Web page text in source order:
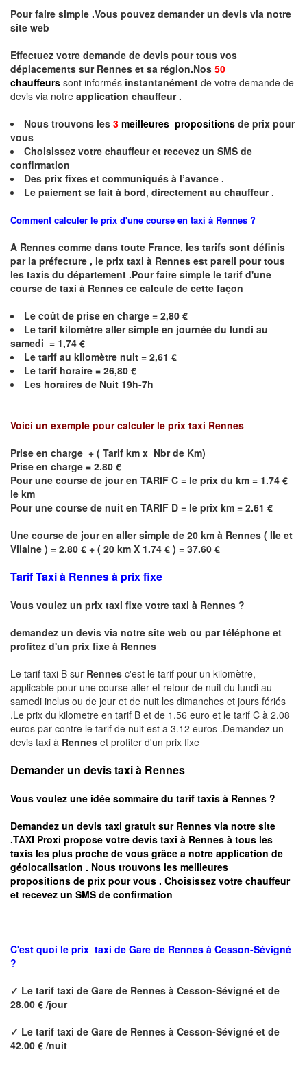
Pour faire simple .Vous pouvez demander un devis via notre
site web
Effectuez votre demande de devis pour tous vos
déplacements sur Rennes et sa région.Nos 50
chauffeurs sont informés instantanément de votre demande de
devis via notre application chauffeur .
Nous trouvons les 3 meilleures propositions de prix pour
vous
Choisissez votre chauffeur et recevez un SMS de
confirmation
Des prix fixes et communiqués à l’avance .
Le paiement se fait à bord, directement au chauffeur .
Comment calculer le prix d'une course en taxi à Rennes ?
A Rennes comme dans toute France, les tarifs sont définis
par la préfecture , le prix taxi à Rennes est pareil pour tous
les taxis du département .Pour faire simple le tarif d'une
course de taxi à Rennes ce calcule de cette façon
Le coût de prise en charge = 2,80 €
Le tarif kilomètre aller simple en journée du lundi au
samedi = 1,74 €
Le tarif au kilomètre nuit = 2,61 €
Le tarif horaire = 26,80 €
Les horaires de Nuit 19h-7h
Voici un exemple pour calculer le prix taxi Rennes
Prise en charge + ( Tarif km x Nbr de Km)
Prise en charge = 2.80 €
Pour une course de jour en TARIF C = le prix du km = 1.74 €
le km
Pour une course de nuit en TARIF D = le prix km = 2.61 €
Une course de jour en aller simple de 20 km à Rennes ( Ile et
Vilaine ) = 2.80 € + ( 20 km X 1.74 € ) = 37.60 €
Tarif Taxi à Rennes à prix fixe
Vous voulez un prix taxi fixe votre taxi à Rennes ?
demandez un devis via notre site web ou par téléphone et
profitez d'un prix fixe à Rennes
Le tarif taxi B sur Rennes c'est le tarif pour un kilomètre,
applicable pour une course aller et retour de nuit du lundi au
samedi inclus ou de jour et de nuit les dimanches et jours fériés
.Le prix du kilometre en tarif B et de 1.56 euro et le tarif C à 2.08
euros par contre le tarif de nuit est a 3.12 euros .Demandez un
devis taxi à Rennes et profiter d'un prix fixe
Demander un devis taxi à Rennes
Vous voulez une idée sommaire du tarif taxis à Rennes ?
Demandez un devis taxi gratuit sur Rennes via notre site
.TAXI Proxi propose votre devis taxi à Rennes à tous les
taxis les plus proche de vous grâce a notre application de
géolocalisation . Nous trouvons les meilleures
propositions de prix pour vous . Choisissez votre chauffeur
et recevez un SMS de confirmation
C'est quoi le prix taxi de Gare de Rennes à Cesson-Sévigné
?
✓ Le tarif taxi de Gare de Rennes à Cesson-Sévigné et de
28.00 € /jour
✓ Le tarif taxi de Gare de Rennes à Cesson-Sévigné et de
42.00 € /nuit